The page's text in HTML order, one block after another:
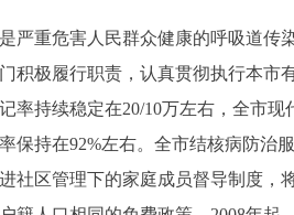
北京概况
绿色北京
重危害人民群众健康的呼吸道传染
积极履行职责，认真贯彻执行本市
率持续稳定在20/10万左右，全市
保持在92%左右。全市结核病防治
社区管理下的家庭成员督导制度，